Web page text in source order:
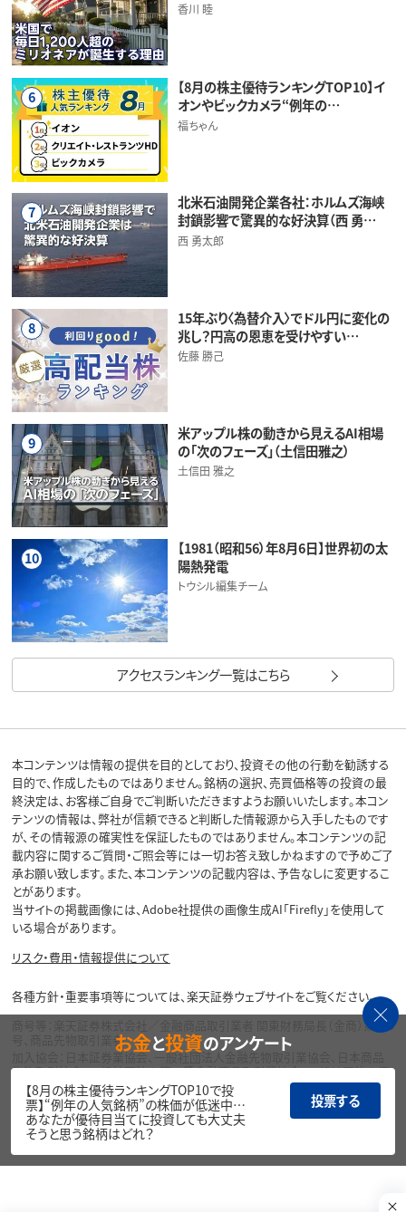
香川 睦
6
【8月の株主優待ランキングTOP10】イ
オンやビックカメラ“例年の…
福ちゃん
7
北米石油開発企業各社：ホルムズ海峡
封鎖影響で驚異的な好決算（西 勇…
西 勇太郎
8
15年ぶり〈為替介入〉でドル円に変化の
兆し？円高の恩恵を受けやすい…
佐藤 勝己
9
米アップル株の動きから見えるAI相場
の「次のフェーズ」（土信田雅之）
土信田 雅之
10
【1981（昭和56）年8月6日】世界初の太
陽熱発電
トウシル編集チーム
アクセスランキング一覧はこちら
本コンテンツは情報の提供を目的としており、投資その他の行動を勧誘する
目的で、作成したものではありません。銘柄の選択、売買価格等の投資の最
終決定は、お客様ご自身でご判断いただきますようお願いいたします。本コン
テンツの情報は、弊社が信頼できると判断した情報源から入手したものです
が、その情報源の確実性を保証したものではありません。本コンテンツの記
載内容に関するご質問・ご照会等には一切お答え致しかねますので予めご了
承お願い致します。また、本コンテンツの記載内容は、予告なしに変更するこ
とがあります。
当サイトの掲載画像には、Adobe社提供の画像生成AI「Firefly」を使用して
いる場合があります。
リスク・費用・情報提供について
各種方針・重要事項等については、楽天証券ウェブサイトをご覧ください。
商号等：楽天証券株式会社／金融商品取引業者 関東財務局長（金商）第195
号、商品先物取引業者
加入協会：日本証券業協会、一般社団法人金融先物取引業協会、日本商品
先物取引協会、一般社団法人第二種金融商品取引業協会、一般社団法人資
産運用業協会
Copyright©
1999-2026 Rakuten Securities, Inc. All
Rights Reserved.
お金と投資のアンケート
【8月の株主優待ランキングTOP10で投
票】“例年の人気銘柄”の株価が低迷中…
あなたが優待目当てに投資しても大丈夫
そうと思う銘柄はどれ？
投票する